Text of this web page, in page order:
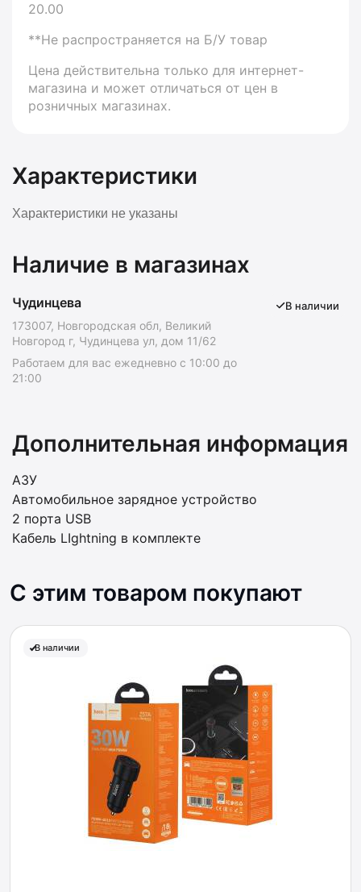
20.00
**Не распространяется на Б/У товар
Цена действительна только для интернет-
магазина и может отличаться от цен в
розничных магазинах.
Характеристики
Характеристики не указаны
Наличие в магазинах
Чудинцева
173007, Новгородская обл, Великий
Новгород г, Чудинцева ул, дом 11/62
Работаем для вас ежедневно с 10:00 до
21:00
В наличии
Дополнительная информация
АЗУ
Автомобильное зарядное устройство
2 порта USB
Кабель LIghtning в комплекте
С этим товаром покупают
В наличии